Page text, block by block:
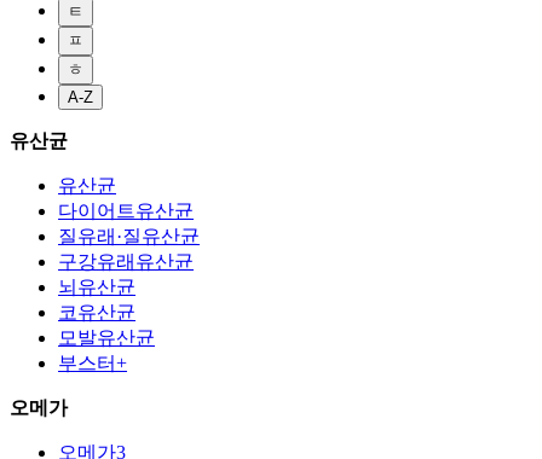
ㅌ
ㅍ
ㅎ
A-Z
유산균
유산균
다이어트유산균
질유래·질유산균
구강유래유산균
뇌유산균
코유산균
모발유산균
부스터+
오메가
오메가3